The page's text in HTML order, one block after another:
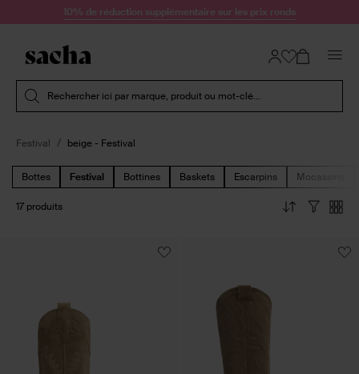
Passer au contenu10% de réduction supplémentaire sur les prix ronds
Rechercher ici par marque, produit ou mot-clé...
Festival beige - Festival
Bottes Festival Bottines Baskets Escarpins Mocassins
17 produits